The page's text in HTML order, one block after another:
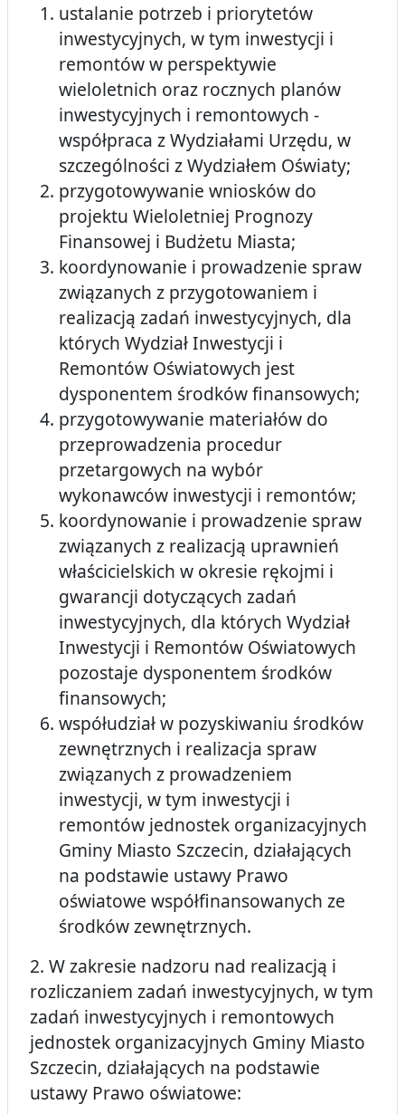
ustalanie potrzeb i priorytetów
inwestycyjnych, w tym inwestycji i
remontów w perspektywie
wieloletnich oraz rocznych planów
inwestycyjnych i remontowych -
współpraca z Wydziałami Urzędu, w
szczególności z Wydziałem Oświaty;
przygotowywanie wniosków do
projektu Wieloletniej Prognozy
Finansowej i Budżetu Miasta;
koordynowanie i prowadzenie spraw
związanych z przygotowaniem i
realizacją zadań inwestycyjnych, dla
których Wydział Inwestycji i
Remontów Oświatowych jest
dysponentem środków finansowych;
przygotowywanie materiałów do
przeprowadzenia procedur
przetargowych na wybór
wykonawców inwestycji i remontów;
koordynowanie i prowadzenie spraw
związanych z realizacją uprawnień
właścicielskich w okresie rękojmi i
gwarancji dotyczących zadań
inwestycyjnych, dla których Wydział
Inwestycji i Remontów Oświatowych
pozostaje dysponentem środków
finansowych;
współudział w pozyskiwaniu środków
zewnętrznych i realizacja spraw
związanych z prowadzeniem
inwestycji, w tym inwestycji i
remontów jednostek organizacyjnych
Gminy Miasto Szczecin, działających
na podstawie ustawy Prawo
oświatowe współfinansowanych ze
środków zewnętrznych.
2. W zakresie nadzoru nad realizacją i
rozliczaniem zadań inwestycyjnych, w tym
zadań inwestycyjnych i remontowych
jednostek organizacyjnych Gminy Miasto
Szczecin, działających na podstawie
ustawy Prawo oświatowe: